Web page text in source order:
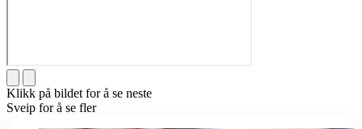
Klikk på bildet for å se neste
Sveip for å se fler